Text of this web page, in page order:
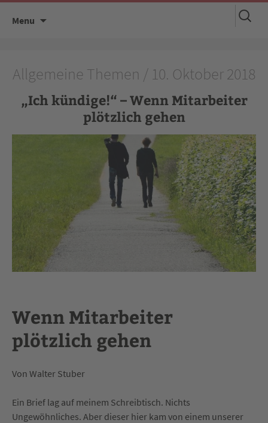
Menu
Suchen
nach:
Allgemeine Themen / 10. Oktober 2018
„Ich kündige!“ – Wenn Mitarbeiter
plötzlich gehen
Wenn Mitarbeiter
plötzlich gehen
Von Walter Stuber
Ein Brief lag auf meinem Schreibtisch. Nichts
Ungewöhnliches. Aber dieser hier kam von einem unserer